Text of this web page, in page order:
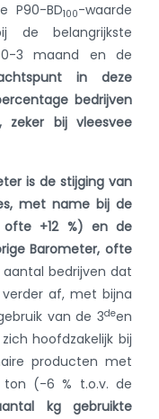
P90-BD100-waarde
de belangrijkste
3 maand en de
in deze
bedrijven
zeker bij vleesvee
is de stijging van
met name bij de
ofte +12 %) en de
Barometer, ofte
bedrijven dat
af, met bijna
van de 3deen
hoofdzakelijk bij
producten met
ton (-6 % t.o.v. de
kg gebruikte